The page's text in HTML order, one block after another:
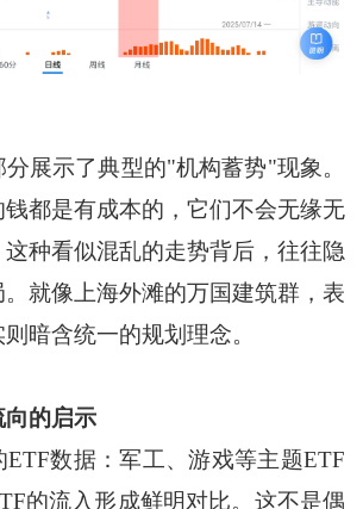
示了典型的"机构蓄势"现象。
都是有成本的，它们不会无缘无
种看似混乱的走势背后，往往隐
就像上海外滩的万国建筑群，表
暗含统一的规划理念。
向的启示
数据：军工、游戏等主题ETF
的流入形成鲜明对比。这不是偶